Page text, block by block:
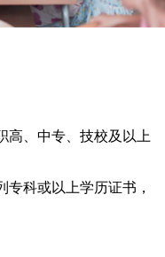
高、中专、技校及以上
科或以上学历证书，